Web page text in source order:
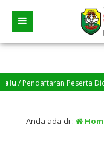
Peserta Didik
yang belum
Anda ada di :